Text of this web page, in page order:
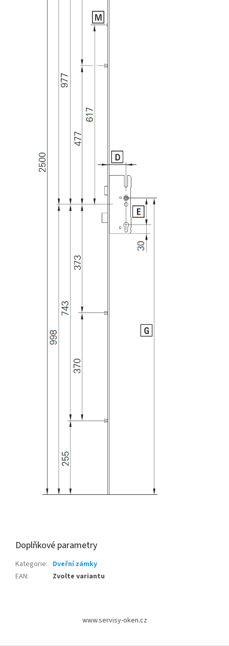
Doplňkové parametry
Kategorie: Dveřní zámky
EAN: Zvolte variantu
www.servisy-oken.cz